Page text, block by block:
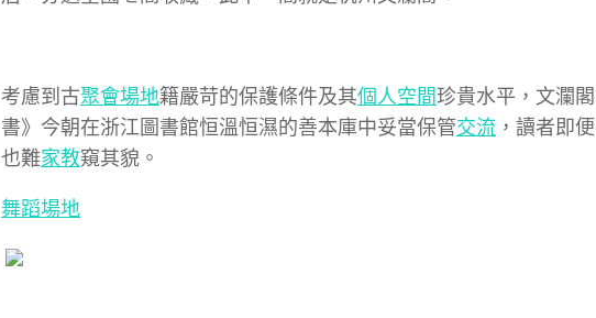
考慮到古聚會場地籍嚴苛的保護條件及其個人空間珍貴水平，文瀾
書》今朝在浙江圖書館恒溫恒濕的善本庫中妥當保管交流 ，讀者即
也難家教窺其貌。
舞蹈場地